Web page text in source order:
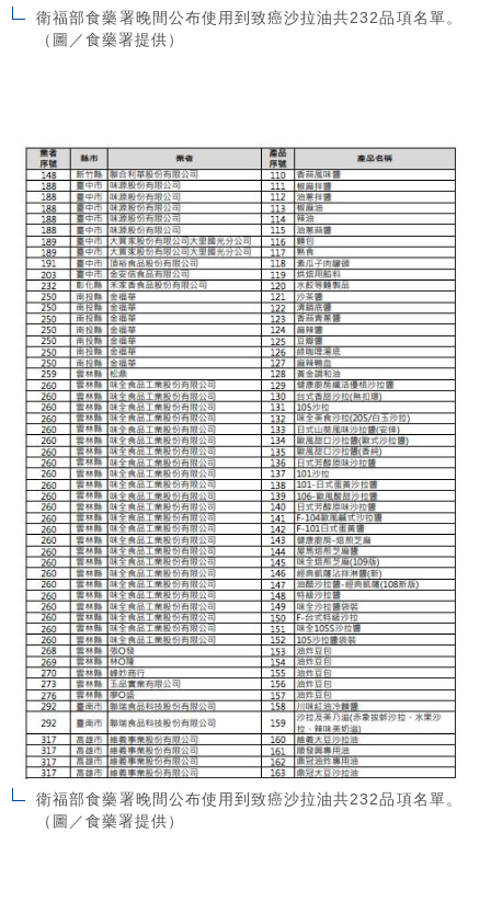
衛福部食藥署晚間公布使用到致癌沙拉油共232品項名單。
（圖／食藥署提供）
衛福部食藥署晚間公布使用到致癌沙拉油共232品項名單。
（圖／食藥署提供）